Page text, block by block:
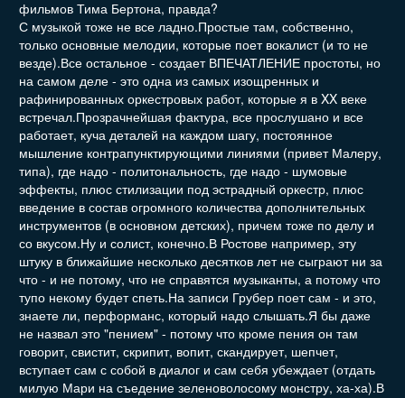
фильмов Тима Бертона, правда?
С музыкой тоже не все ладно.Простые там, собственно,
только основные мелодии, которые поет вокалист (и то не
везде).Все остальное - создает ВПЕЧАТЛЕНИЕ простоты, но
на самом деле - это одна из самых изощренных и
рафинированных оркестровых работ, которые я в XX веке
встречал.Прозрачнейшая фактура, все прослушано и все
работает, куча деталей на каждом шагу, постоянное
мышление контрапунктирующими линиями (привет Малеру,
типа), где надо - политональность, где надо - шумовые
эффекты, плюс стилизации под эстрадный оркестр, плюс
введение в состав огромного количества дополнительных
инструментов (в основном детских), причем тоже по делу и
со вкусом.Ну и солист, конечно.В Ростове например, эту
штуку в ближайшие несколько десятков лет не сыграют ни за
что - и не потому, что не справятся музыканты, а потому что
тупо некому будет спеть.На записи Грубер поет сам - и это,
знаете ли, перформанс, который надо слышать.Я бы даже
не назвал это "пением" - потому что кроме пения он там
говорит, свистит, скрипит, вопит, скандирует, шепчет,
вступает сам с собой в диалог и сам себя убеждает (отдать
милую Мари на съедение зеленоволосому монстру, ха-ха).В